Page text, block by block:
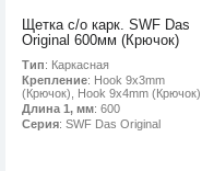
Щетка с/о карк. SWF Das
Original 600мм (Крючок)
Тип: Каркасная
Крепление: Hook 9x3mm
(Крючок), Hook 9x4mm (Крючок)
Длина 1, мм: 600
Серия: SWF Das Original